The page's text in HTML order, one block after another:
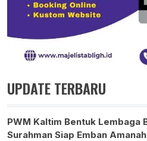
UPDATE TERBARU
PWM Kaltim Bentuk Lembaga
Surahman Siap Emban Amanah